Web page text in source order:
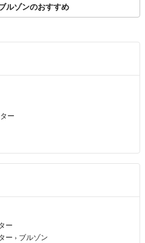
ルゾンのおすすめ
ー
ー
ー › ブルゾン